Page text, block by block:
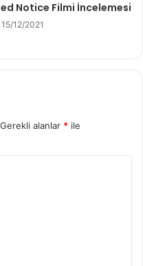
Notice Filmi İncelemesi
15/12/2021
Gerekli alanlar * ile